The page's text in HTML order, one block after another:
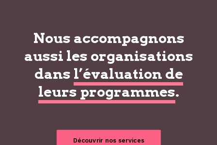
Nous accompagnons
aussi les organisations
dans l’évaluation de
leurs programmes.
Découvrir nos services